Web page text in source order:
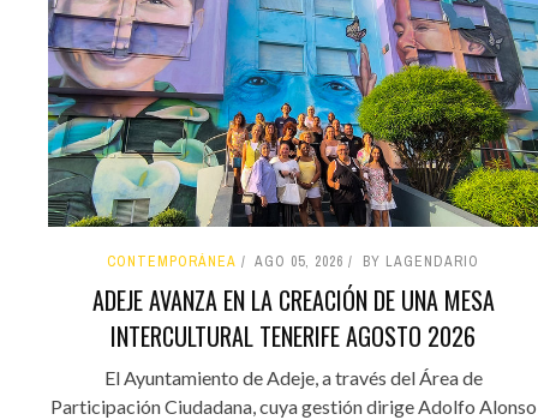
CONTEMPORÁNEA AGO 05, 2026 BY LAGENDARIO
ADEJE AVANZA EN LA CREACIÓN DE UNA MESA
INTERCULTURAL TENERIFE AGOSTO 2026
El Ayuntamiento de Adeje, a través del Área de
Participación Ciudadana, cuya gestión dirige Adolfo Alonso